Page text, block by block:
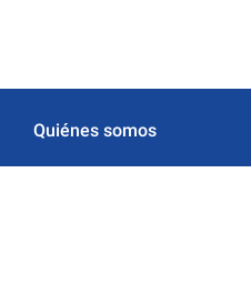
Quiénes somos